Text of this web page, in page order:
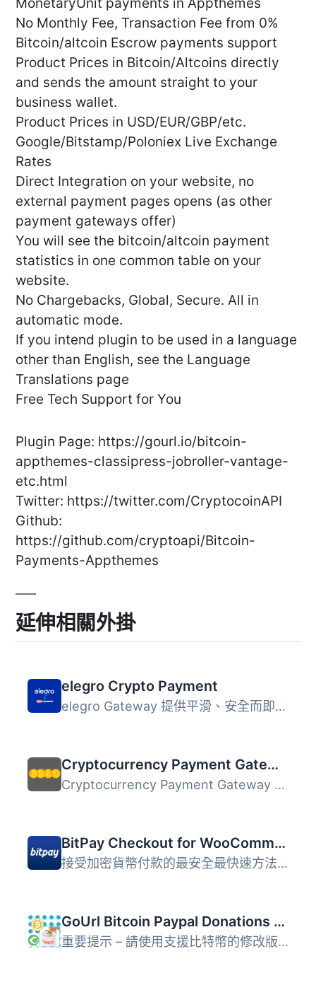
MonetaryUnit payments in Appthemes
No Monthly Fee, Transaction Fee from 0%
Bitcoin/altcoin Escrow payments support
Product Prices in Bitcoin/Altcoins directly
and sends the amount straight to your
business wallet.
Product Prices in USD/EUR/GBP/etc.
Google/Bitstamp/Poloniex Live Exchange
Rates
Direct Integration on your website, no
external payment pages opens (as other
payment gateways offer)
You will see the bitcoin/altcoin payment
statistics in one common table on your
website.
No Chargebacks, Global, Secure. All in
automatic mode.
If you intend plugin to be used in a language
other than English, see the Language
Translations page
Free Tech Support for You
Plugin Page: https://gourl.io/bitcoin-
appthemes-classipress-jobroller-vantage-
etc.html
Twitter: https://twitter.com/CryptocoinAPI
Github:
https://github.com/cryptoapi/Bitcoin-
Payments-Appthemes
延伸相關外掛
elegro Crypto Payment
elegro Gateway 提供平滑、安全而即時的加密貨幣支付，可自動...
Cryptocurrency Payment Gateway
Cryptocurrency Payment Gateway 外掛專為加密貨幣交易設計，...
BitPay Checkout for WooCommerce
接受加密貨幣付款的最安全最快速方法。 WooCommerce 的 BitPa...
GoUrl Bitcoin Paypal Donations – Give Addon
重要提示 – 請使用支援比特幣的修改版免費贊助外掛。 ...